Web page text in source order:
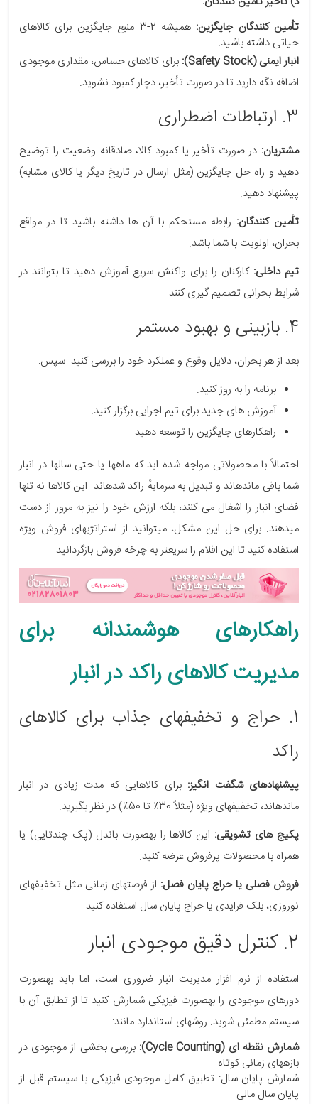
تأمین کنندگان جایگزین:
همیشه 2-3 منبع جایگزین برای کالاهای
حیاتی داشته باشید.
انبار ایمنی (Safety Stock):
برای کالاهای حساس، مقداری موجودی
اضافه نگه دارید تا در صورت تأخیر، دچار کمبود نشوید.
3. ارتباطات اضطراری
مشتریان: در صورت تأخیر یا کمبود کالا، صادقانه وضعیت را توضیح
دهید و راه حل جایگزین (مثل ارسال در تاریخ دیگر یا کالای مشابه)
پیشنهاد دهید.
تأمین کنندگان: رابطه مستحکم با آن ها داشته باشید تا در مواقع
بحران، اولویت با شما باشد.
تیم داخلی: کارکنان را برای واکنش سریع آموزش دهید تا بتوانند در
شرایط بحرانی تصمیم گیری کنند.
4. بازبینی و بهبود مستمر
بعد از هر بحران، دلایل وقوع و عملکرد خود را بررسی کنید. سپس:
برنامه را به روز کنید.
آموزش های جدید برای تیم اجرایی برگزار کنید.
راهکارهای جایگزین را توسعه دهید.
احتمالاً با محصولاتی مواجه شده اید که ماهها یا حتی سالها در انبار
شما باقی ماندهاند و تبدیل به سرمایهٔ راکد شدهاند. این کالاها نه تنها
فضای انبار را اشغال می کنند، بلکه ارزش خود را نیز به مرور از دست
میدهند. برای حل این مشکل، میتوانید از استراتژیهای فروش ویژه
استفاده کنید تا این اقلام را سریعتر به چرخه فروش بازگردانید.
راهکارهای هوشمندانه برای
مدیریت کالاهای راکد در انبار
1. حراج و تخفیفهای جذاب برای کالاهای
راکد
پیشنهادهای شگفت انگیز: برای کالاهایی که مدت زیادی در انبار
ماندهاند، تخفیفهای ویژه (مثلاً 30٪ تا 50٪) در نظر بگیرید.
پکیج های تشویقی: این کالاها را بهصورت باندل (پک چندتایی) یا
همراه با محصولات پرفروش عرضه کنید.
فروش فصلی یا حراج پایان فصل: از فرصتهای زمانی مثل تخفیفهای
نوروزی، بلک فرایدی یا حراج پایان سال استفاده کنید.
2. کنترل دقیق موجودی انبار
استفاده از نرم افزار مدیریت انبار ضروری است، اما باید بهصورت
دورهای موجودی را بهصورت فیزیکی شمارش کنید تا از تطابق آن با
سیستم مطمئن شوید. روشهای استاندارد مانند:
شمارش نقطه ای (Cycle Counting):
بررسی بخشی از موجودی در
بازههای زمانی کوتاه
شمارش پایان سال: تطبیق کامل موجودی فیزیکی با سیستم قبل از
پایان سال مالی